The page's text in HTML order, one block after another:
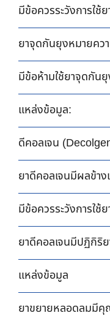
มีข้อควรระวังการใช้
ยาจุดกันยุงหมายควา
มีข้อห้ามใช้ยาจุดกันยุ
แหล่งข้อมูล:
ดีคอลเจน
ยาดีคอลเจนมีผลข้าง
มีข้อควรระวังการใช้
ยาดีคอลเจนมีปฏิกิริ
แหล่งข้อมูล
ยาขยายหลอดลมมีคุ